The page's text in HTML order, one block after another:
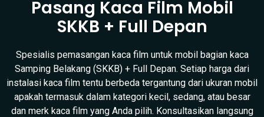
Pasang Kaca Film Mobil
SKKB + Full Depan
Spesialis pemasangan kaca film untuk mobil bagian kaca
Samping Belakang (SKKB) + Full Depan. Setiap harga dari
instalasi kaca film tentu berbeda tergantung dari ukuran mobil
apakah termasuk dalam kategori kecil, sedang, atau besar
dan merk kaca film yang Anda pilih. Konsultasikan langsung